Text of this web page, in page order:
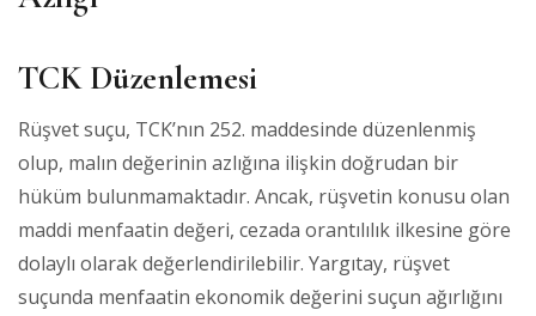
TCK Düzenlemesi
Rüşvet suçu, TCK’nın 252. maddesinde düzenlenmiş
olup, malın değerinin azlığına ilişkin doğrudan bir
hüküm bulunmamaktadır. Ancak, rüşvetin konusu olan
maddi menfaatin değeri, cezada orantılılık ilkesine göre
dolaylı olarak değerlendirilebilir. Yargıtay, rüşvet
suçunda menfaatin ekonomik değerini suçun ağırlığını